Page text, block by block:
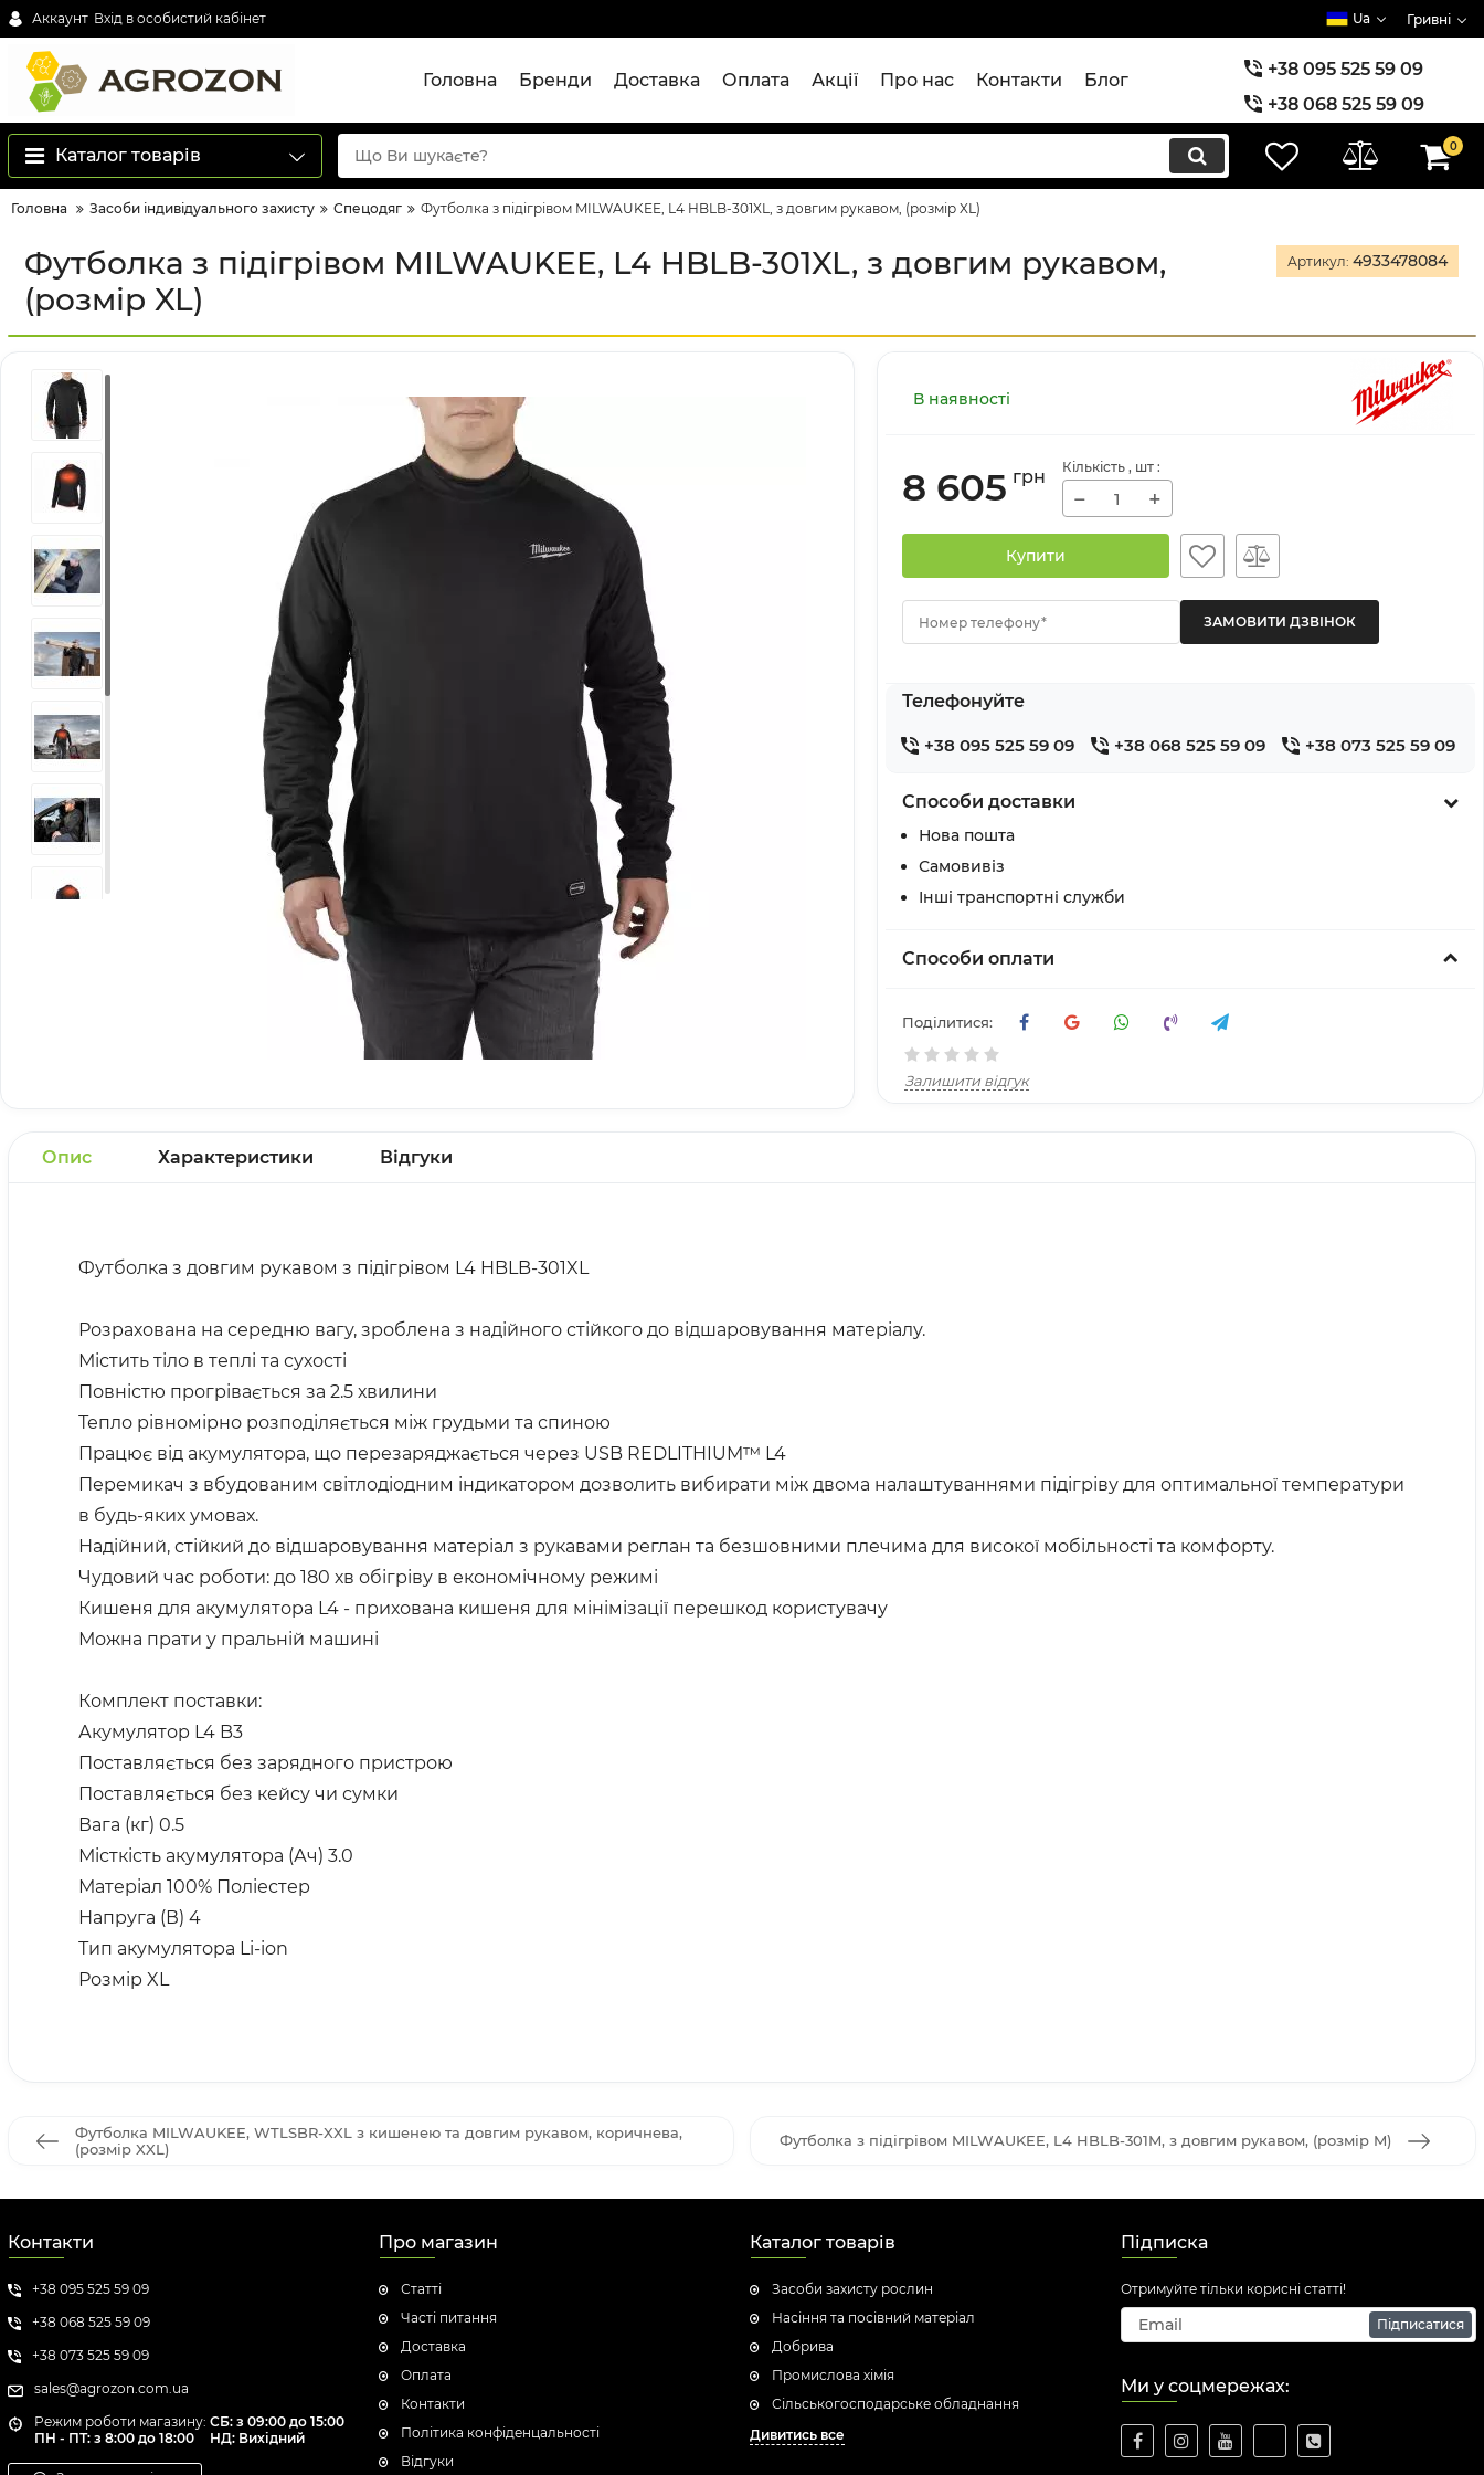
Аккаунт Вхід в особистий кабінет Ua Гривні
Головна Бренди Доставка Оплата Акції Про нас Контакти Блог
+38 095 525 59 09
+38 068 525 59 09
+38 073 525 59 09
Каталог товарів 0
Головна Засоби індивідуального захисту Спецодяг Футболка з підігрівом MILWAUKEE, L4 HBLB-301XL, з довгим рукавом, (розмір XL)
Футболка з підігрівом MILWAUKEE, L4 HBLB-301XL, з довгим рукавом,
(розмір XL)
Артикул: 4933478084
В наявності
8 605 грн Кількість , шт :
− +
Купити
Номер телефону*
Телефонуйте
+38 095 525 59 09 +38 068 525 59 09 +38 073 525 59 09
Способи доставки
Нова пошта
Самовивіз
Інші транспортні служби
Способи оплати
Поділитися:
Залишити відгук
Опис Характеристики Відгуки
Футболка з довгим рукавом з підігрівом L4 HBLB-301XL
Розрахована на середню вагу, зроблена з надійного стійкого до відшаровування матеріалу.
Містить тіло в теплі та сухості
Повністю прогрівається за 2.5 хвилини
Тепло рівномірно розподіляється між грудьми та спиною
Працює від акумулятора, що перезаряджається через USB REDLITHIUM™ L4
Перемикач з вбудованим світлодіодним індикатором дозволить вибирати між двома налаштуваннями підігріву для оптимальної температури
в будь-яких умовах.
Надійний, стійкий до відшаровування матеріал з рукавами реглан та безшовними плечима для високої мобільності та комфорту.
Чудовий час роботи: до 180 хв обігріву в економічному режимі
Кишеня для акумулятора L4 - прихована кишеня для мінімізації перешкод користувачу
Можна прати у пральній машині
Комплект поставки:
Акумулятор L4 B3
Поставляється без зарядного пристрою
Поставляється без кейсу чи сумки
Вага (кг) 0.5
Місткість акумулятора (Ач) 3.0
Матеріал 100% Поліестер
Напруга (В) 4
Тип акумулятора Li-ion
Розмір XL
Футболка MILWAUKEE, WTLSBR-XXL з кишенею та довгим рукавом, коричнева,
(розмір XXL)
Футболка з підігрівом MILWAUKEE, L4 HBLB-301M, з довгим рукавом, (розмір M)
Контакти
+38 095 525 59 09
+38 068 525 59 09
+38 073 525 59 09
sales@agrozon.com.ua
Режим роботи магазину:
ПН - ПТ: з 8:00 до 18:00
СБ: з 09:00 до 15:00
НД: Вихідний
Про магазин
Статті
Часті питання
Доставка
Оплата
Контакти
Політика конфіденцальності
Відгуки
Каталог товарів
Засоби захисту рослин
Насіння та посівний матеріал
Добрива
Промислова хімія
Сільськогосподарське обладнання
Дивитись все
Підписка
Отримуйте тільки корисні статті!
Підписатися
Ми у соцмережах: